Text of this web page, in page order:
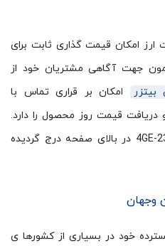
ارز امکان قیمت گذاری ثابت برای
جهت آگاهی مشتریان خود از
امکان بر قراری تماس با
قیمت روز محصول را دارد.
همچنین بازه قیمتی کمپرسور 4GE-23 در بالای صفحه درج گردیده
وجهان
خود در بسیاری از کشورها ی